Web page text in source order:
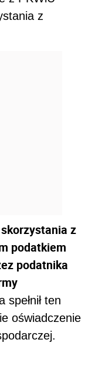
z
z
podatkiem
podatnika
spełnił ten
oświadczenie